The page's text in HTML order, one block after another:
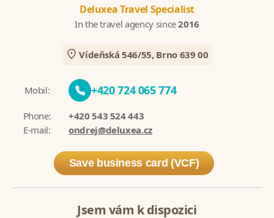
Deluxea Travel Specialist
In the travel agency since2016
Vídeňská 546/55, Brno 639 00
Mobil: +420 724 065 774
Phone:
+420 543 524 443
E-mail:
ondrej@deluxea.cz
Save business card (VCF)
Jsem vám k dispozici